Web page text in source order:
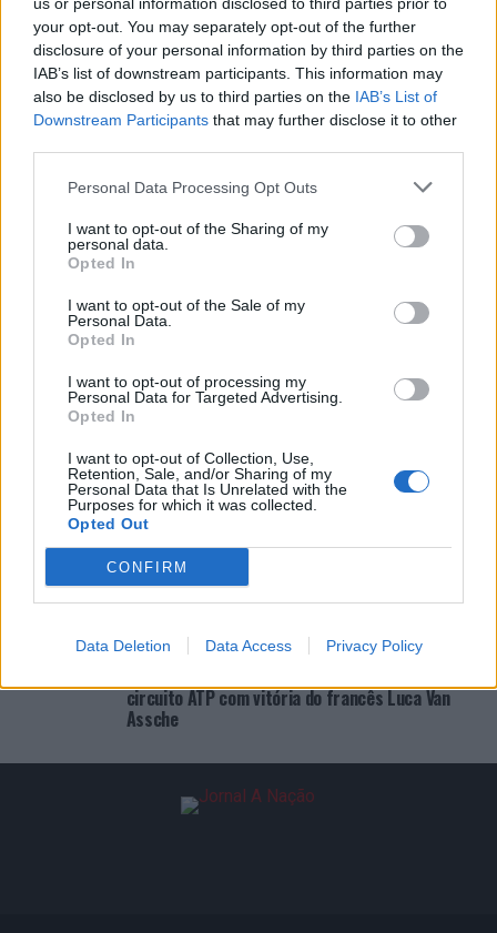
your opt-out. You may separately opt-out of the further
disclosure of your personal information by third parties on the
IAB’s list of downstream participants. This information may
also be disclosed by us to third parties on the IAB’s List of
Downstream Participants that may further disclose it to other
Personal Data Processing Opt Outs
I want to opt-out of the Sharing of my
personal data.
Opted In
I want to opt-out of the Sale of my
Personal Data.
Opted In
I want to opt-out of processing my
Personal Data for Targeted Advertising.
Opted In
I want to opt-out of Collection, Use,
Retention, Sale, and/or Sharing of my
Personal Data that Is Unrelated with the
Purposes for which it was collected.
Opted Out
CONFIRM
Data Deletion Data Access Privacy Policy
“Millennium Estoril Open 2026” regressou ao circuito ATP
com vitória do francês Luca Van Assche
Castelo Branco: “Bienal Internacional de Artes e Ofícios”
promete afirmar artesanato, património e inovação como
município português
Covilhã: Especialista aponta investimento estrangeiro e
valorização imobiliária como motores do crescimento da
Beira Interior
ATUALIDADE 4 horas atrás
Presidente da República portuguesa assinala
“Dia Internacional da Juventude” na Covilhã
ATUALIDADE
Cultura digital pode “comprometer” a
criatividade antes de “provocar” mudanças
ATUALIDADE 3 dias atrás
circuito ATP com vitória do francês Luca Van
Assche